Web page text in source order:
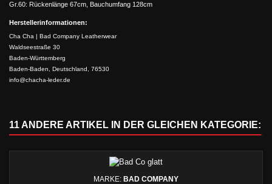
Gr.60: Rückenlänge 67cm, Bauchumfang 128cm
Herstellerinformationen:
Cha Cha | Bad Company Leatherwear
Waldseestraße 30
Baden-Württemberg
Baden-Baden, Deutschland, 76530
info@chacha-leder.de
11 ANDERE ARTIKEL IN DER GLEICHEN KATEGORIE:
MARKE: BAD COMPANY